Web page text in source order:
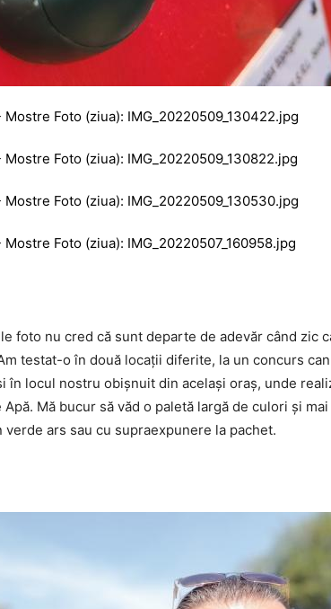
foto nu cred că sunt departe de adevăr când zic
testat-o în două locaţii diferite, la un concurs
în locul nostru obişnuit din acelaşi oraş, unde
Mă bucur să văd o paletă largă de culori şi
verde ars sau cu supraexpunere la pachet.